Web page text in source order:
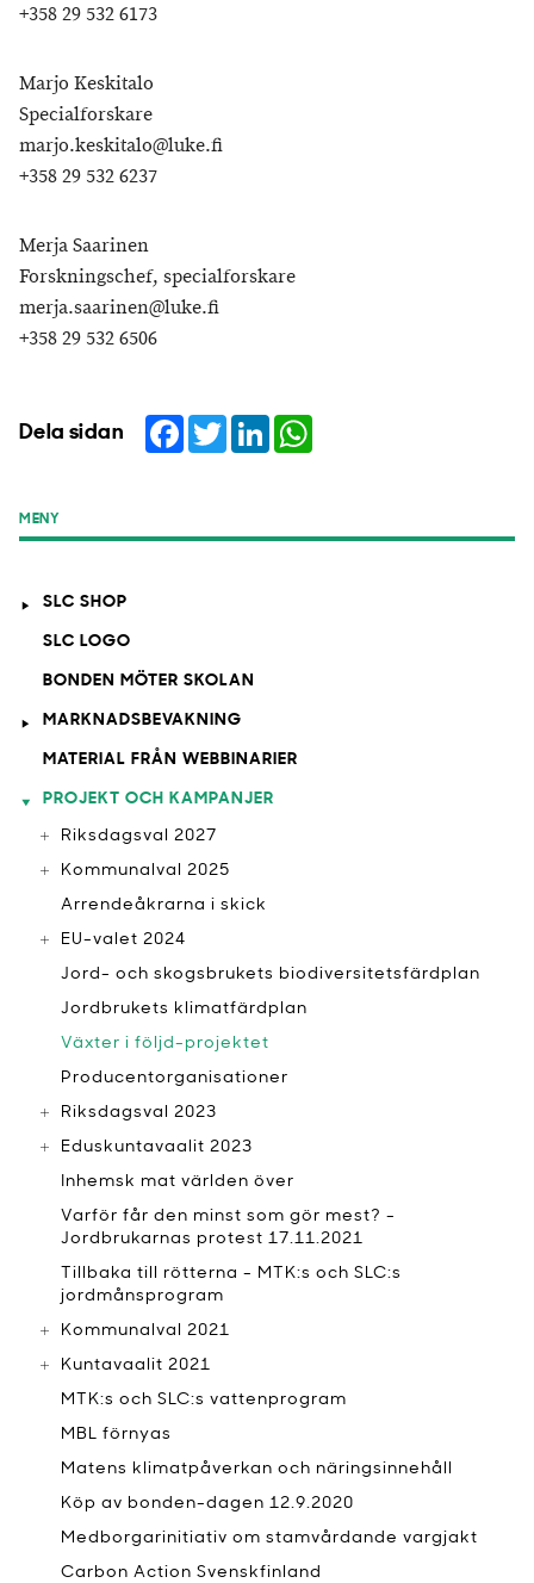
+358 29 532 6173
Marjo Keskitalo
Specialforskare
marjo.keskitalo@luke.fi
+358 29 532 6237
Merja Saarinen
Forskningschef, specialforskare
merja.saarinen@luke.fi
+358 29 532 6506
Dela sidan Facebook
TwitterLinkedIn
MENY
SLC SHOP
SLC LOGO
BONDEN MÖTER SKOLAN
MARKNADSBEVAKNING
MATERIAL FRÅN WEBBINARIER
PROJEKT OCH KAMPANJER
Riksdagsval 2027
Kommunalval 2025
Arrendeåkrarna i skick
EU-valet 2024
Jord- och skogsbrukets biodiversitetsfärdplan
Jordbrukets klimatfärdplan
Växter i följd-projektet
Producentorganisationer
Riksdagsval 2023
Eduskuntavaalit 2023
Inhemsk mat världen över
Varför får den minst som gör mest? -
Jordbrukarnas protest 17.11.2021
Tillbaka till rötterna - MTK:s och SLC:s
jordmånsprogram
Kommunalval 2021
Kuntavaalit 2021
MTK:s och SLC:s vattenprogram
MBL förnyas
Matens klimatpåverkan och näringsinnehåll
Köp av bonden-dagen 12.9.2020
Medborgarinitiativ om stamvårdande vargjakt
Carbon Action Svenskfinland